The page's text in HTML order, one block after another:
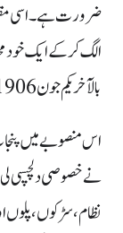
ضرورت ہے۔ اسی
الگ کر کے ایک
بالآخر یکم جون 1906 کو رسول کے مقام پر اس ادارے کی بنیاد رکھ دی گئی۔
اس منصوبے میں
نے خصوصی دلچسپی
نظام، سڑکوں، پلوں